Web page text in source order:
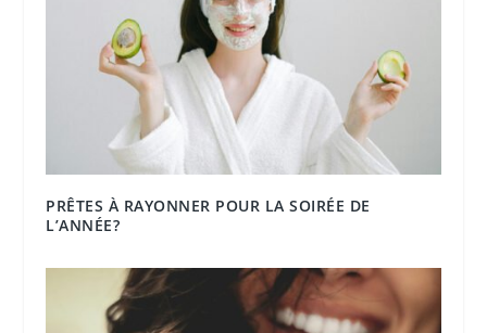
PRÊTES À RAYONNER POUR LA SOIRÉE DE
L’ANNÉE?